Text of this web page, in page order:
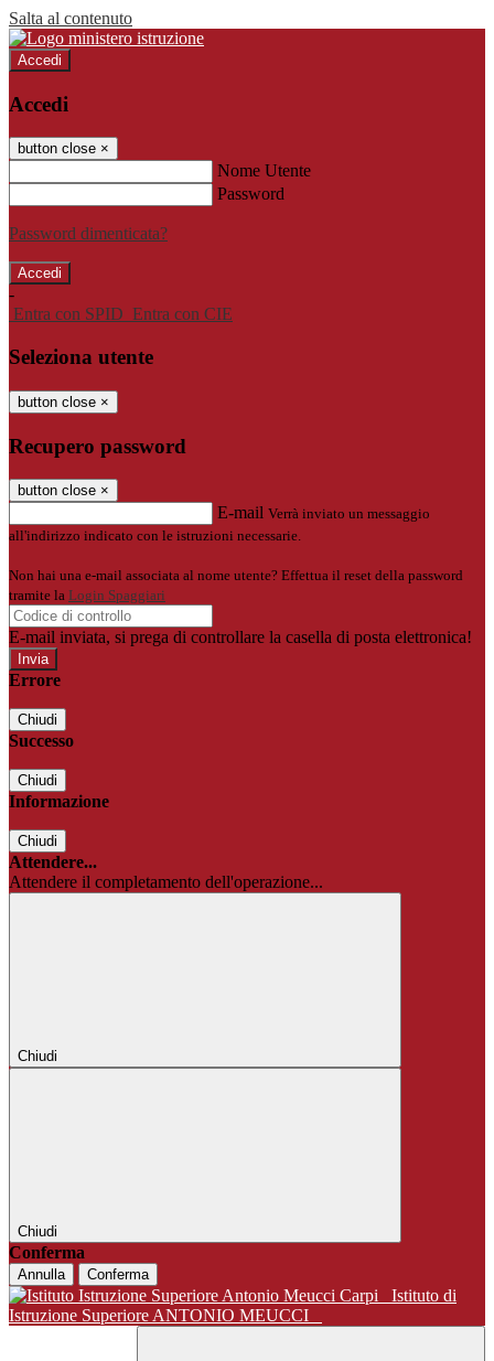
Salta al contenuto
Accedi
Accedi
button close ×
Nome Utente
Password
Password dimenticata?
-
Entra con SPID Entra con CIE
Seleziona utente
button close ×
Recupero password
button close ×
E-mail Verrà inviato un messaggio
all'indirizzo indicato con le istruzioni necessarie.
Non hai una e-mail associata al nome utente? Effettua il reset della password
tramite la Login Spaggiari
E-mail inviata, si prega di controllare la casella di posta elettronica!
Errore
Chiudi
Successo
Chiudi
Informazione
Chiudi
Attendere...
Attendere il completamento dell'operazione...
Chiudi
Chiudi
Conferma
Annulla Conferma
Istituto di
Istruzione Superiore ANTONIO MEUCCI